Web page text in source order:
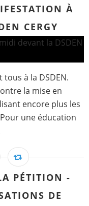
À
CERGY
à la DSDEN.
la mise en
encore plus les
une éducation
PÉTITION -
DE